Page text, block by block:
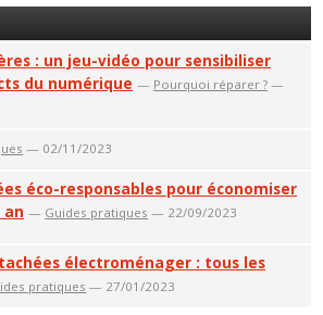
: un jeu-vidéo pour sensibiliser
du numérique — Pourquoi réparer ? —
— 02/11/2023
éco-responsables pour économiser
an — Guides pratiques — 22/09/2023
électroménager : tous les
pratiques — 27/01/2023